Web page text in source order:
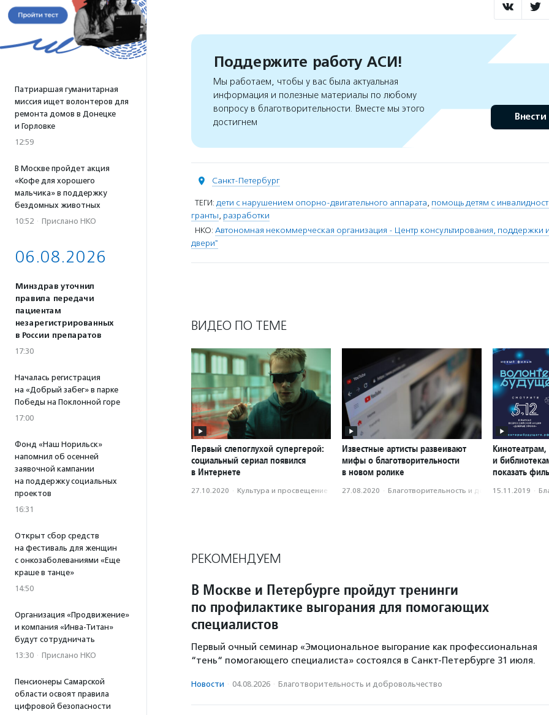
Патриаршая гуманитарная
миссия ищет волонтеров для
ремонта домов в Донецке
и Горловке
12:59
В Москве пройдет акция
«Кофе для хорошего
мальчика» в поддержку
бездомных животных
10:52 · Прислано НКО
06.08.2026
Минздрав уточнил
правила передачи
пациентам
незарегистрированных
в России препаратов
17:30
Началась регистрация
на «Добрый забег» в парке
Победы на Поклонной горе
17:00
Фонд «Наш Норильск»
напомнил об осенней
заявочной кампании
на поддержку социальных
проектов
16:31
Открыт сбор средств
на фестиваль для женщин
с онкозаболеваниями «Еще
краше в танце»
14:50
Организация «Продвижение»
и компания «Инва-Титан»
будут сотрудничать
13:30 · Прислано НКО
Пенсионеры Самарской
области освоят правила
цифровой безопасности
Поддержите работу АСИ!
Мы работаем, чтобы у вас была актуальная
информация и полезные материалы по любому
вопросу в благотворительности. Вместе мы этого
достигнем
Внести
Санкт-Петербург
ТЕГИ: дети с нарушением опорно-двигательного аппарата, помощь детям с
гранты, разработки
НКО: Автономная некоммерческая организация - Центр консультирования,
двери"
ВИДЕО ПО ТЕМЕ
Первый слепоглухой супергерой:
социальный сериал появился
в Интернете
27.10.2020 · Культура и просвещение
Известные артисты развеивают
мифы о благотворительности
в новом ролике
27.08.2020 · Благотвори­тель­ность и доброволь­чест­во
и
показать
15.11.2019 ·
РЕКОМЕНДУЕМ
В Москве и Петербурге пройдут тренинги
по профилактике выгорания для помогающих
специалистов
Первый очный семинар «Эмоциональное выгорание как профессиональная
“тень“ помогающего специалиста» состоялся в Санкт-Петербурге 31 июля.
Новости · 04.08.2026 · Благотвори­тель­ность и доброволь­чест­во